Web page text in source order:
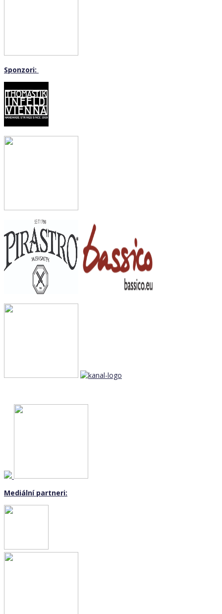
Sponzori:
Mediální partneri: